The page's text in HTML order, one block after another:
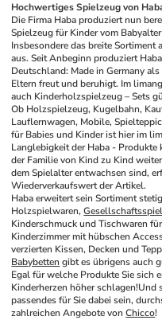
Hochwertiges Spielzeug von
Die Firma Haba produziert nun
Spielzeug für Kinder vom
Insbesondere das breite
aus. Seit Anbeginn produziert
Deutschland: Made in Germany
Eltern freut und beruhigt. Im
auch Kinderholzspielzeug – Sets
Ob Holzspielzeug, Kugelbahn,
Lauflernwagen, Mobile,
für Babies und Kinder ist hier im
Langlebigkeit der Haba -
der Familie von Kind zu Kind
dem Spielalter entwachsen sind,
Wiederverkaufswert der Artikel.
Haba erweitert sein Sortiment
Holzspielwaren,
Kinderschmuck und Tischwaren
Kinderzimmer mit hübschen
verzierten Kissen, Decken und
Babybetten gibt es übrigens auch
Egal für welche Produkte Sie sich
Kinderherzen höher
passendes für Sie dabei sein,
zahlreichen Angebote von Chicco!